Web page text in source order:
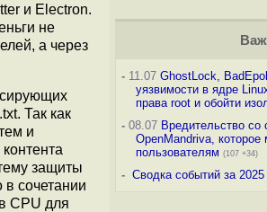
и Electron.
не
а через
Так как
и
защиты
сочетании
CPU для
-11.07 GhostLock,
уязвимости в ядре
права root и обойти
-08.07 Вредительство со
OpenMandriva, которое
пользователям (107 +34)
- Сводка событий за 2025